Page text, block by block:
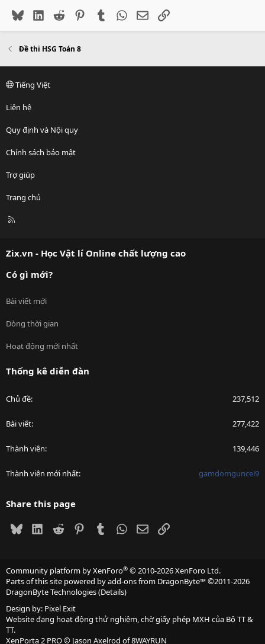
BlueskyLinkedIn
Reddit PinterestTumblr WhatsApp
EmailLink
Đề thi HSG Toán 8
Tiếng Việt
Liên hệ
Quy định và Nội quy
Chính sách bảo mật
Trợ giúp
Trang chủ
R
Zix.vn - Học Vật lí Online chất lượng cao
Có gì mới?
Bài viết mới
Dòng thời gian
Hoạt động mới nhất
Thống kê diễn đàn
Chủ đề 237,512
Bài viết 277,422
Thành viên 139,446
Thành viên mới nhất gamdomguncel9
Share this page
BlueskyLinkedIn
Reddit PinterestTumblrWhatsApp
EmailLink
Community platform by XenForo® © 2010-2026 XenForo Ltd.
Parts of this site powered byadd-ons from DragonByte™©2011-2026
DragonByte Technologies(Details)
Design by: Pixel Exit
Website đang hoạt động thử nghiệm, chờ giấy phép MXH của Bộ TT &
TT.
XenPorta 2 PRO© Jason Axelrod of8WAYRUN